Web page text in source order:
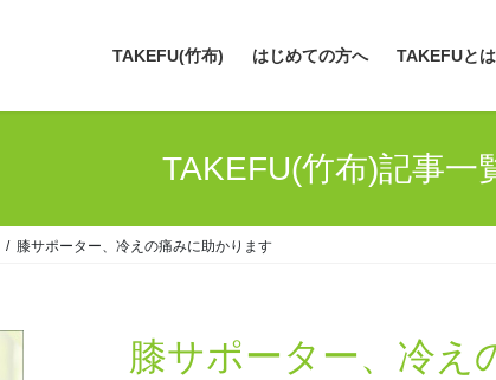
TAKEFU(竹布) はじめての方へ TAKEFUとは
TAKEFU(竹布)記事一
膝サポーター、冷えの痛みに助かります
膝サポーター、冷え